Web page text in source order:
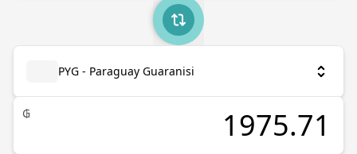
PYG - Paraguay Guaranisi
₲